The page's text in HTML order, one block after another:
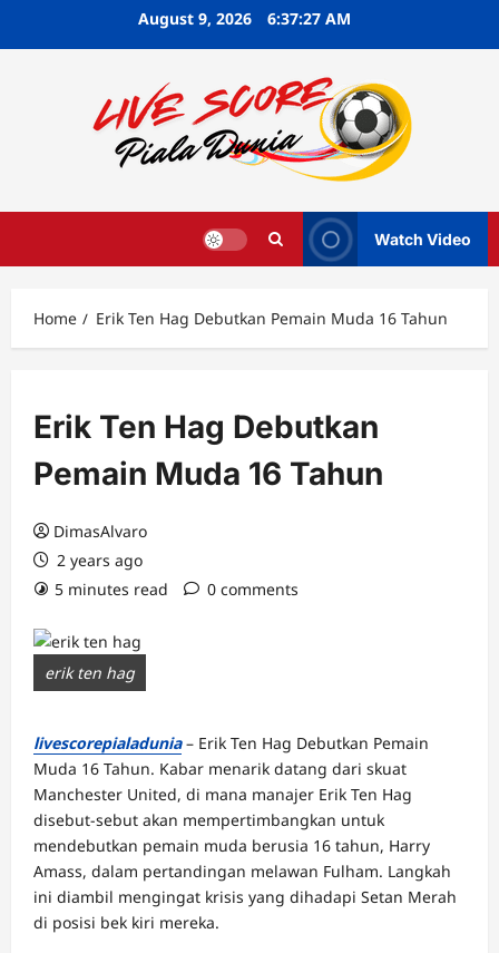
August 9, 2026 6:37:28 AM
Watch Video
Home Erik Ten Hag Debutkan Pemain Muda 16 Tahun
Erik Ten Hag Debutkan
Pemain Muda 16 Tahun
DimasAlvaro
2 years ago
5 minutes read
0 comments
erik ten hag
livescorepialadunia– Erik Ten Hag Debutkan Pemain
Muda 16 Tahun. Kabar menarik datang dari skuat
Manchester United, di mana manajer Erik Ten Hag
disebut-sebut akan mempertimbangkan untuk
mendebutkan pemain muda berusia 16 tahun, Harry
Amass, dalam pertandingan melawan Fulham. Langkah
ini diambil mengingat krisis yang dihadapi Setan Merah
di posisi bek kiri mereka.